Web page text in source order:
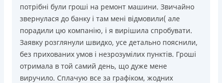
потрібні були гроші на ремонт машини. Звичайно
звернулася до банку і там мені відмовили( але
порадили цю компанію, і я вирішила спробувати.
Заявку розглянули швидко, усе детально пояснили,
без прихованих умов і незрозумілих пунктів. Гроші
отримала в той самий день, що дуже мене
виручило. Сплачую все за графіком, жодних